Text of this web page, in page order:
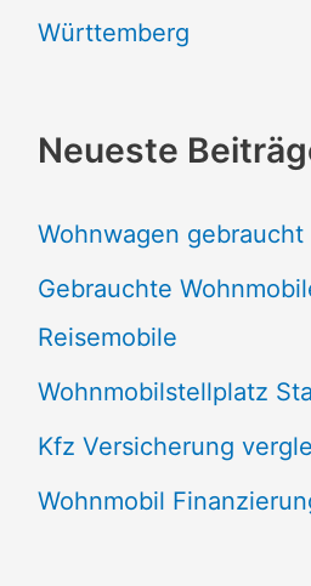
Württemberg
Neueste
Wohnwagen gebraucht
Gebrauchte
Reisemobile
Wohnmobilstellplatz
Kfz Versicherung
Wohnmobil